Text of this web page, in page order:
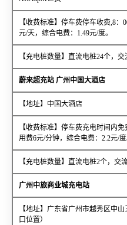
【收费标准】停车费停车收费,8：
元/天，综合电费：1.49元/度。
【充电桩数量】直流电桩24个，
蔚来超充站 广州中国大酒店
【地址】中国大酒店
【收费标准】停车费充电时间内
用费6元/分钟，综合电费：2.2元/度
【充电桩数量】直流电桩2个，交
广州中旅商业城充电站
【地址】广东省广州市越秀区中
口位置）